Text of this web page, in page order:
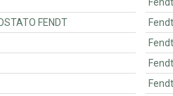
PRESOSTATO FENDT